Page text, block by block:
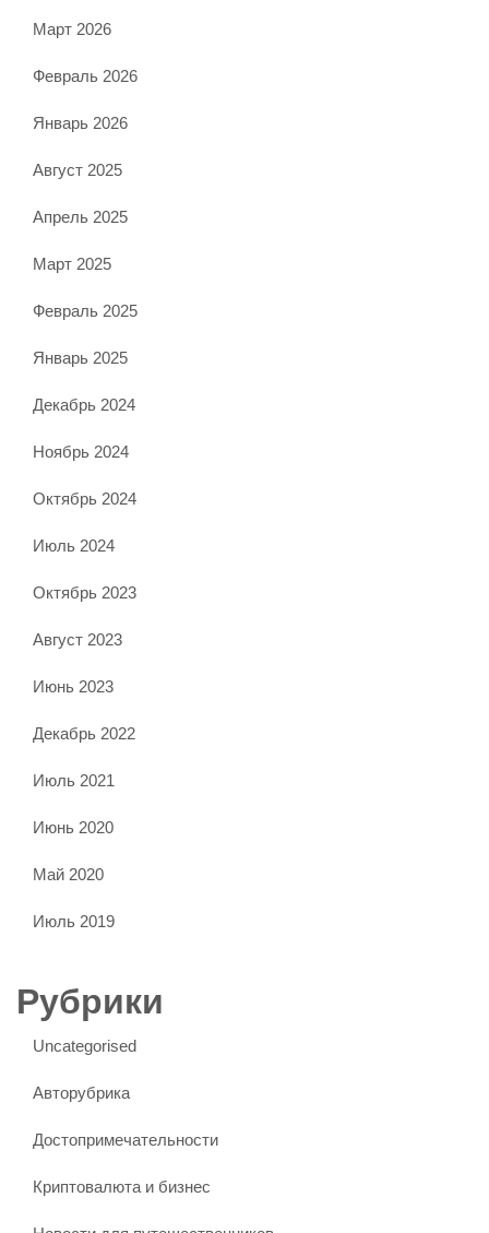
Март 2026
Февраль 2026
Январь 2026
Август 2025
Апрель 2025
Март 2025
Февраль 2025
Январь 2025
Декабрь 2024
Ноябрь 2024
Октябрь 2024
Июль 2024
Октябрь 2023
Август 2023
Июнь 2023
Декабрь 2022
Июль 2021
Июнь 2020
Май 2020
Июль 2019
Рубрики
Uncategorised
Авторубрика
Достопримечательности
Криптовалюта и бизнес